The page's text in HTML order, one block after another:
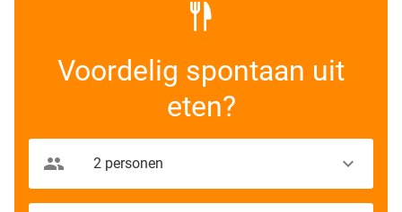
Voordelig spontaan uit
eten?